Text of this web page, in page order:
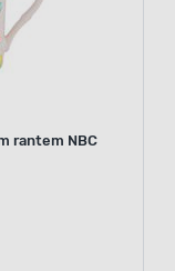
rantem NBC